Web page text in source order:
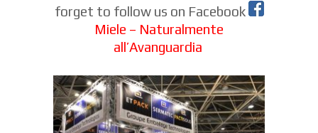
forget to follow us on Facebook
Miele – Naturalmente
all’Avanguardia